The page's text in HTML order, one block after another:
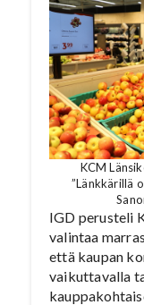
KCM
”Länkkärillä
IGD perusteli
valintaa
että kaupan
vaikuttavalla